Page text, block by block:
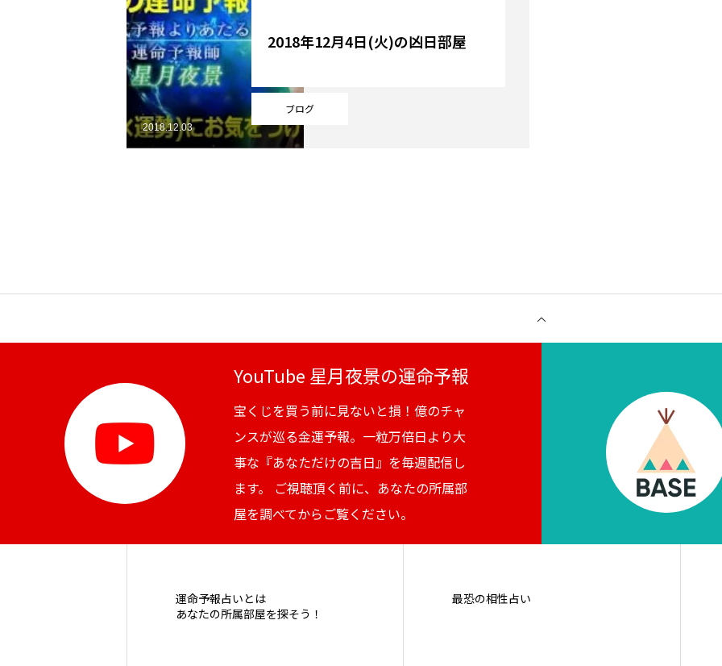
YouTube
Online Store
ブログ
2018年12月4日(火)の凶日部屋
2018.12.03
YouTube 星月夜景の運命予報
宝くじを買う前に見ないと損！億のチャ
ンスが巡る金運予報。一粒万倍日より大
事な『あなただけの吉日』を毎週配信し
ます。 ご視聴頂く前に、あなたの所属部
屋を調べてからご覧ください。
運命予報占いとは
あなたの所属部屋を探そう！
最恐の相性占い